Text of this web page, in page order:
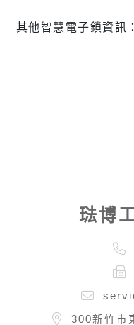
其他智慧電子鎖資訊：
琺博
300新竹市